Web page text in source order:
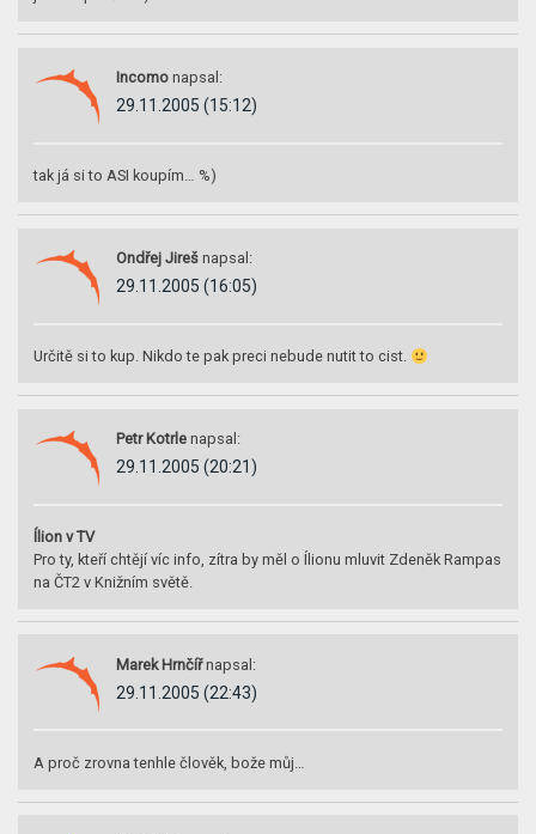
Incomo napsal:
29.11.2005 (15:12)
tak já si to ASI koupím… %)
Ondřej Jireš napsal:
29.11.2005 (16:05)
Určitě si to kup. Nikdo te pak preci nebude nutit to cist.
Petr Kotrle napsal:
29.11.2005 (20:21)
Ílion v TV
Pro ty, kteří chtějí víc info, zítra by měl o Ílionu mluvit Zdeněk Rampas
na ČT2 v Knižním světě.
Marek Hrnčíř napsal:
29.11.2005 (22:43)
A proč zrovna tenhle člověk, bože můj…